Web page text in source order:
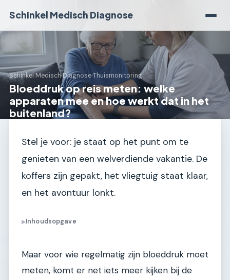
Schinkel Medisch Diagnose
Schinkel Medisch Diagnose›Thuismonitoring
Bloeddruk op reis meten: welke
apparaten mee en hoe werkt dat in het
buitenland?
Stel je voor: je staat op het punt om te
genieten van een welverdiende vakantie. De
koffers zijn gepakt, het vliegtuig staat klaar,
en het avontuur lonkt.
▶Inhoudsopgave
Maar voor wie regelmatig zijn bloeddruk moet
meten, komt er net iets meer kijken bij de